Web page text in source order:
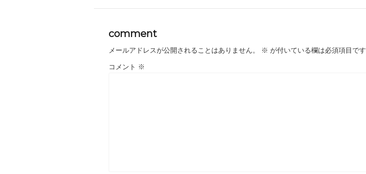
comment
メールアドレスが公開されることはありません。 ※ が付いている欄は必須項目です
コメント ※